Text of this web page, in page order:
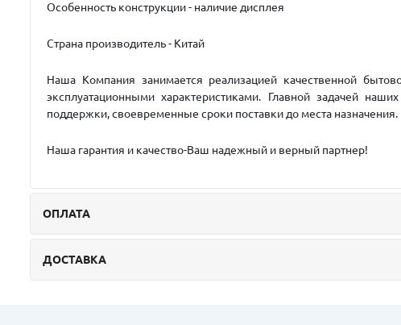
Особенность конструкции - наличие дисплея
Страна производитель - Китай
Наша Компания занимается реализацией качественной
эксплуатационными характеристиками. Главной задачей
поддержки, своевременные сроки поставки до места назначения.
Наша гарантия и качество-Ваш надежный и верный партнер!
ОПЛАТА
ДОСТАВКА